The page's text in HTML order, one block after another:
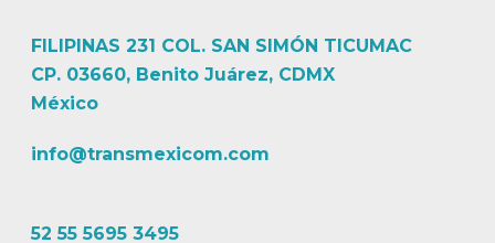
FILIPINAS 231 COL. SAN SIMÓN TICUMAC
CP. 03660, Benito Juárez, CDMX
México
info@transmexicom.com
52 55 5695 3495